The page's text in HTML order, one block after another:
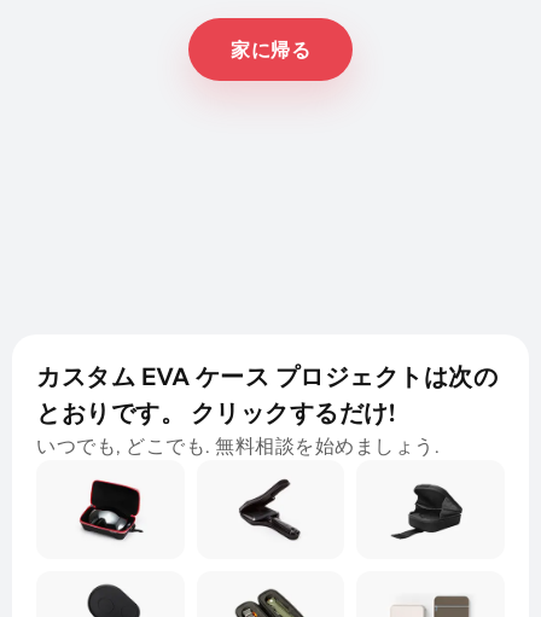
家に帰る
カスタム EVA ケース プロジェクトは次の
とおりです。 クリックするだけ!
いつでも, どこでも. 無料相談を始めましょう.